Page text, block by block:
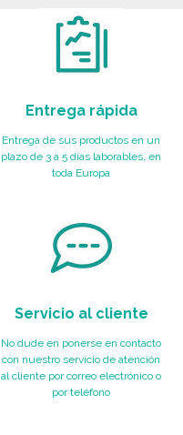
Entrega rápida
Entrega de sus productos en un
plazo de 3 a 5 días laborables, en
toda Europa
Servicio al cliente
No dude en ponerse en contacto
con nuestro servicio de atención
al cliente por correo electrónico o
por teléfono